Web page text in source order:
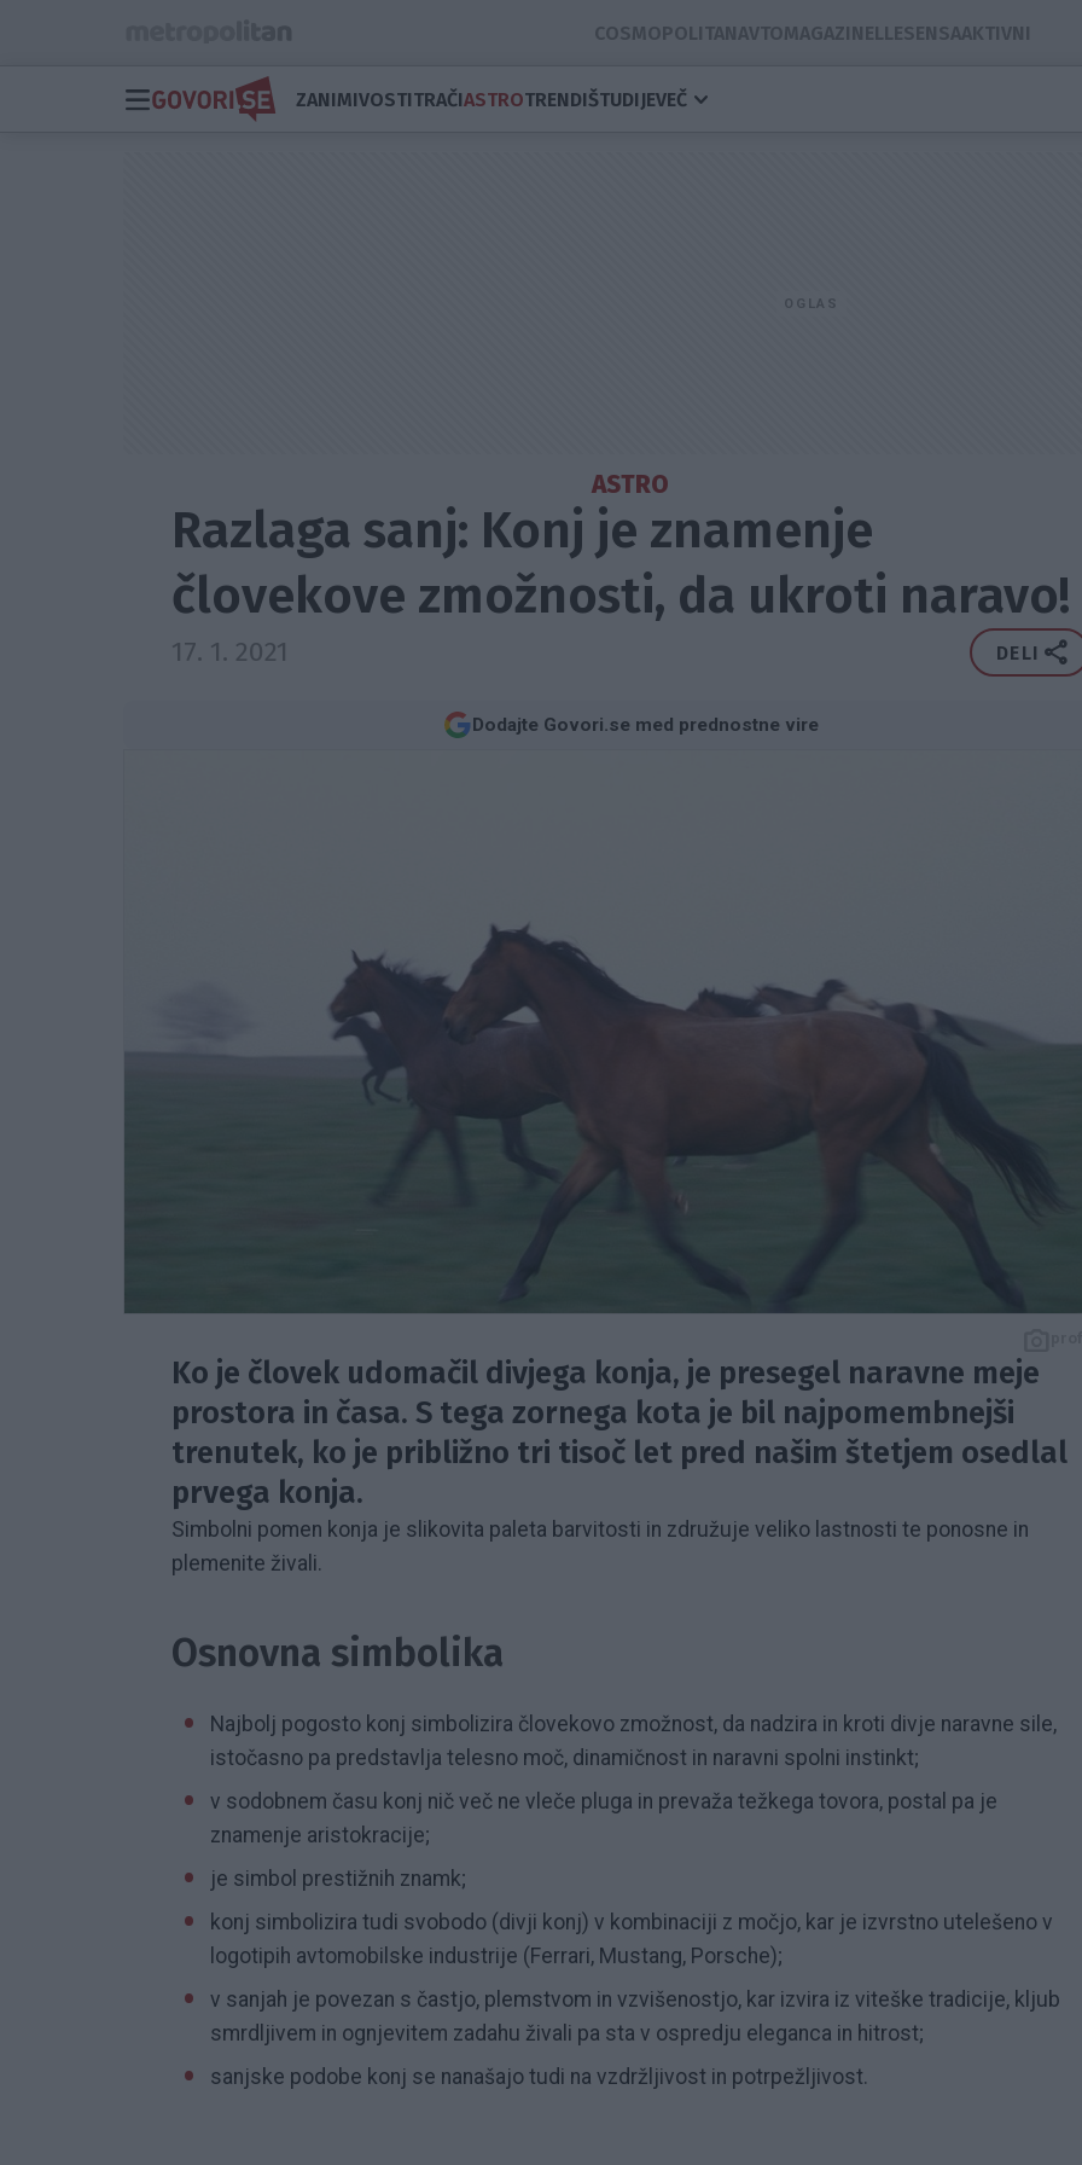
COSMOPOLITANAVTOMAGAZINELLESENSAAKTIVNI
ZANIMIVOSTITRAČIASTROTRENDIŠTUDIJEVEČ
ASTRO
Razlaga sanj: Konj je znamenje
človekove zmožnosti, da ukroti naravo!
17. 1. 2021 DELI
Dodajte Govori.se med prednostne vire
Ko je človek udomačil divjega konja, je presegel naravne meje
prostora in časa. S tega zornega kota je bil najpomembnejši
trenutek, ko je približno tri tisoč let pred našim štetjem osedlal
prvega konja.
Simbolni pomen konja je slikovita paleta barvitosti in združuje veliko lastnosti te ponosne in
plemenite živali.
Osnovna simbolika
Najbolj pogosto konj simbolizira človekovo zmožnost, da nadzira in kroti divje naravne sile,
istočasno pa predstavlja telesno moč, dinamičnost in naravni spolni instinkt;
v sodobnem času konj nič več ne vleče pluga in prevaža težkega tovora, postal pa je
znamenje aristokracije;
je simbol prestižnih znamk;
konj simbolizira tudi svobodo (divji konj) v kombinaciji z močjo, kar je izvrstno utelešeno v
logotipih avtomobilske industrije (Ferrari, Mustang, Porsche);
v sanjah je povezan s častjo, plemstvom in vzvišenostjo, kar izvira iz viteške tradicije, kljub
smrdljivem in ognjevitem zadahu živali pa sta v ospredju eleganca in hitrost;
sanjske podobe konj se nanašajo tudi na vzdržljivost in potrpežljivost.